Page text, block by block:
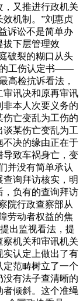
又推进行政机关
机制。”刘惠贞
诉讼不是简单办
拔下层管理效
破裂的糊口从头
的工伤认定书——
高检抗诉看法，
审讯决和原再审讯
非本人次要义务的
亡变乱为工伤的
谈某伤亡变乱为工
不决的缘由正在于
致车祸身亡，变
并没有简单承认
询拜访核实，明
，负有的查询拜访
院行政查察部从
劳动者权益的焦
出监视看法，提
机关和审讯机关
实认定上做出了有
范畴树立了一个
没有法子查清晰的
倾斜。这个准绳